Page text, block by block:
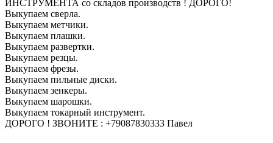
ИНСТРУМЕНТА со складов производств ! ДОРОГО!
Выкупаем сверла.
Выкупаем метчики.
Выкупаем плашки.
Выкупаем развертки.
Выкупаем резцы.
Выкупаем фрезы.
Выкупаем пильные диски.
Выкупаем зенкеры.
Выкупаем шарошки.
Выкупаем токарный инструмент.
ДОРОГО ! ЗВОНИТЕ : +79087830333 Павел